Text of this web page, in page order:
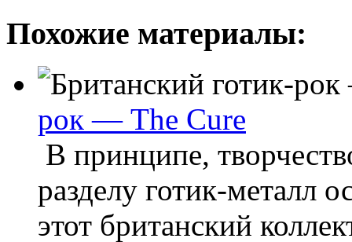
Похожие материалы:
рок — The Cure
В принципе,
разделу готик-металл
этот британский